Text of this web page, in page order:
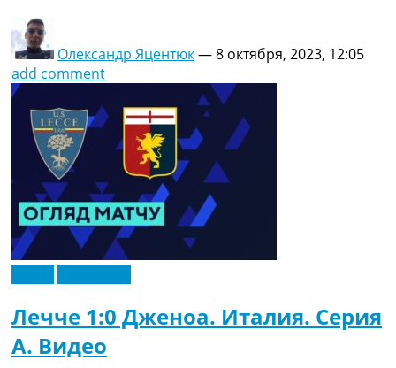
Олександр Яцентюк—8 октября, 2023, 12:05
add comment
Лечче 1:0 Дженоа. Италия. Серия
A. Видео